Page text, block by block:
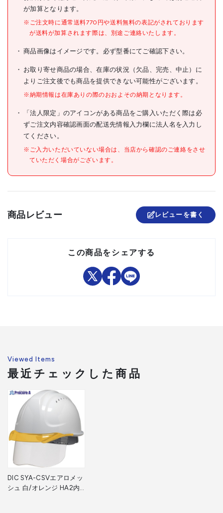
メーカー希望小売価格
JANコード 4580118333116
●バイザー色:オレンジ
●頭囲(cm):55.5～60
●衝撃吸収ライナー有無:有
●墜落時保護用:〇
●通気孔有無:有
●タイプ:成形内装
●樹脂製衝撃吸収ライナー
「エアロメッシュ」装着
材質/仕上
●帽体:ABS樹脂
●電気工事では使用できませ
組立品
が加算となります。
※ご注文時に通常送料770円や送料無料の表記がされております
が送料が加算されます際は、別途ご連絡いたします。
商品画像はイメージです。必ず型番にてご確認下さい。
お取り寄せ商品の場合、在庫の状況（欠品、完売、中止）に
よりご注文後でも商品を提供できない可能性がございます。
※納期情報は在庫ありの際のおおよその納期となります。
「法人限定」のアイコンがある商品をご購入いただく際は必
ずご注文内容確認画面の配送先情報入力欄に法人名を入力し
てください。
※ご入力いただいていない場合は、当店から確認のご連絡をさせ
ていただく場合がございます。
商品レビュー レビューを書く
この商品をシェアする
Viewed Items
最近チェックした商品
DIC SYA-CSVエアロメッ
シュ 白/オレンジ HA2内